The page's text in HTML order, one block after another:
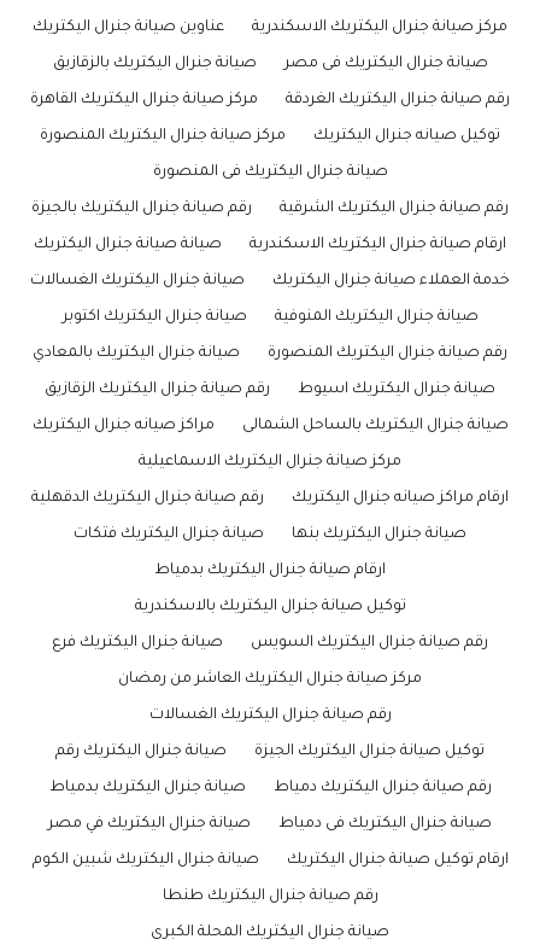
مركز صيانة جنرال اليكتريك الاسكندرية عناوين صيانة جنرال اليكتريك
صيانة جنرال اليكتريك فى مصر صيانة جنرال اليكتريك بالزقازيق
رقم صيانة جنرال اليكتريك الغردقة مركز صيانة جنرال اليكتريك القاهرة
توكيل صيانه جنرال اليكتريك مركز صيانة جنرال اليكتريك المنصورة
صيانة جنرال اليكتريك فى المنصورة
رقم صيانة جنرال اليكتريك الشرقية رقم صيانة جنرال اليكتريك بالجيزة
ارقام صيانة جنرال اليكتريك الاسكندرية صيانة صيانة جنرال اليكتريك
خدمة العملاء صيانة جنرال اليكتريك صيانة جنرال اليكتريك الغسالات
صيانة جنرال اليكتريك المنوفية صيانة جنرال اليكتريك اكتوبر
رقم صيانة جنرال اليكتريك المنصورة صيانة جنرال اليكتريك بالمعادي
صيانة جنرال اليكتريك اسيوط رقم صيانة جنرال اليكتريك الزقازيق
صيانة جنرال اليكتريك بالساحل الشمالى مراكز صيانه جنرال اليكتريك
مركز صيانة جنرال اليكتريك الاسماعيلية
ارقام مراكز صيانه جنرال اليكتريك رقم صيانة جنرال اليكتريك الدقهلية
صيانة جنرال اليكتريك بنها صيانة جنرال اليكتريك فتكات
ارقام صيانة جنرال اليكتريك بدمياط
توكيل صيانة جنرال اليكتريك بالاسكندرية
رقم صيانة جنرال اليكتريك السويس صيانة جنرال اليكتريك فرع
مركز صيانة جنرال اليكتريك العاشر من رمضان
رقم صيانة جنرال اليكتريك الغسالات
توكيل صيانة جنرال اليكتريك الجيزة صيانة جنرال اليكتريك رقم
رقم صيانة جنرال اليكتريك دمياط صيانة جنرال اليكتريك بدمياط
صيانة جنرال اليكتريك فى دمياط صيانة جنرال اليكتريك في مصر
ارقام توكيل صيانة جنرال اليكتريك صيانة جنرال اليكتريك شبين الكوم
رقم صيانة جنرال اليكتريك طنطا
صيانة جنرال اليكتريك المحلة الكبرى